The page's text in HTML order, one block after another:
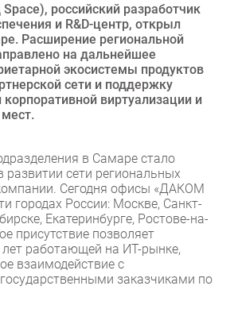
российский разработчик
и R&D-центр, открыл
Расширение региональной
на дальнейшее
экосистемы продуктов
сети и поддержку
корпоративной виртуализации и
в Самаре стало
сети региональных
Сегодня офисы «ДАКОМ
городах России: Москве, Санкт-
Екатеринбурге, Ростове-на-
присутствие позволяет
работающей на ИТ-рынке,
взаимодействие с
заказчиками по